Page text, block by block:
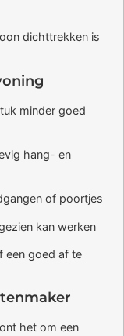
dichttrekken is
minder goed
hang- en
of poortjes
kan werken
een goed af te
het om een